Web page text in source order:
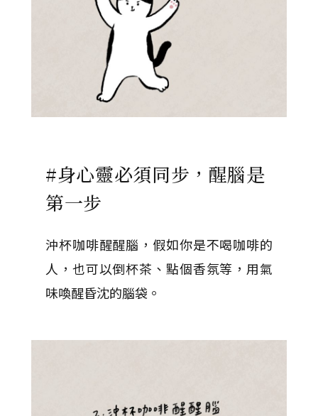
#身心靈必須同步，醒腦是
第一步
沖杯咖啡醒醒腦，假如你是不喝咖啡的
人，也可以倒杯茶、點個香氛等，用氣
味喚醒昏沈的腦袋。